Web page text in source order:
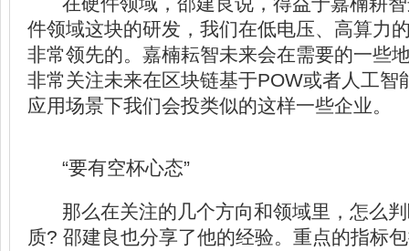
件领域这块的研发，我们在低电压、高算力
非常领先的。嘉楠耘智未来会在需要的一些
非常关注未来在区块链基于POW或者人工智
应用场景下我们会投类似的这样一些企业。
“要有空杯心态”
那么在关注的几个方向和领域里，怎么
质? 邵建良也分享了他的经验。重点的指标